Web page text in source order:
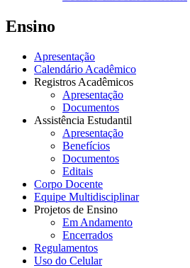
Ensino
Apresentação
Calendário Acadêmico
Registros Acadêmicos
Apresentação
Documentos
Assistência Estudantil
Apresentação
Benefícios
Documentos
Editais
Corpo Docente
Equipe Multidisciplinar
Projetos de Ensino
Em Andamento
Encerrados
Regulamentos
Uso do Celular